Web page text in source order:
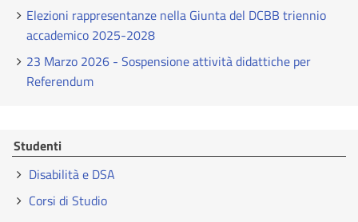
Elezioni rappresentanze nella Giunta del DCBB triennio
accademico 2025-2028
23 Marzo 2026 - Sospensione attività didattiche per
Referendum
Studenti
Disabilità e DSA
Corsi di Studio